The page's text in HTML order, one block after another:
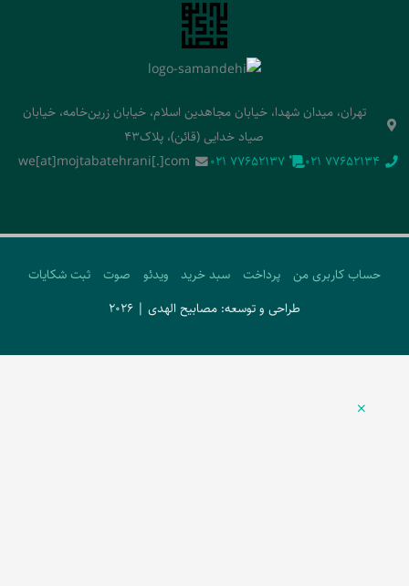
تهران، میدان شهدا، خیابان مجاهدین اسلام، خیابان زرین‌خامه، خیابان
صیاد خدایی (قائن)، پلاک43
‭021 77652134‬
‭021 77652137‬
we[at]mojtabatehrani[.]com
حساب کاربری من پرداخت سبد خرید ویدئو صوت
ثبت شکایات
طراحی و توسعه: مصابیح الهدی | 2026